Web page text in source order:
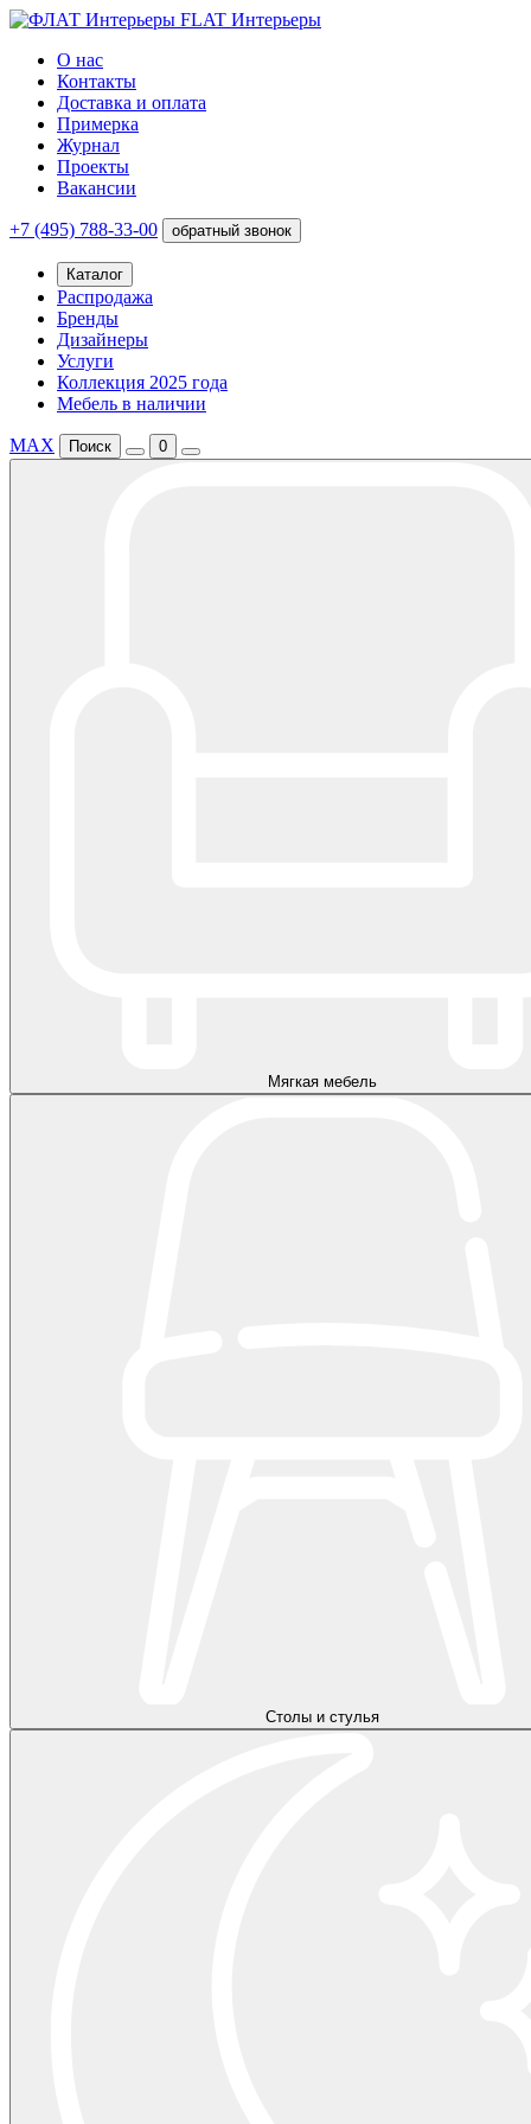
FLAT Интерьеры
О нас
Контакты
Доставка и оплата
Примерка
Журнал
Проекты
Вакансии
+7 (495) 788-33-00 обратный звонок
Каталог
Распродажа
Бренды
Дизайнеры
Услуги
Коллекция 2025 года
Мебель в наличии
MAX Поиск 0
Мягкая мебель
Столы и стулья